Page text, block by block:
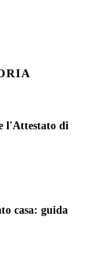
l'Attestato di
casa: guida